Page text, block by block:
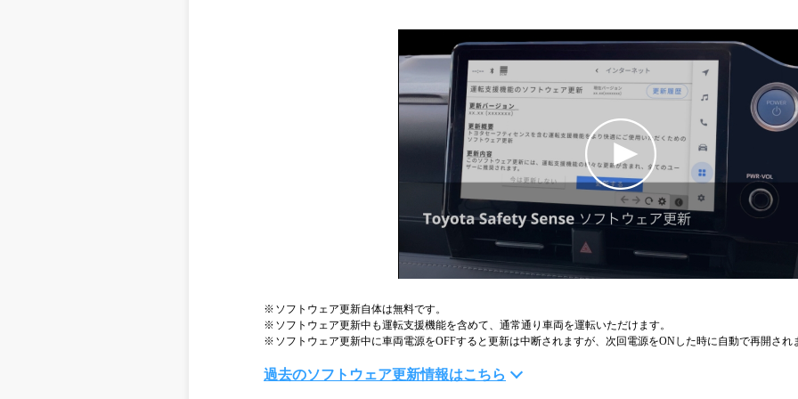
ソフトウェア更新自体は無料です。
ソフトウェア更新中も運転支援機能を含めて、通常通り車両を運転いただけます。
ソフトウェア更新中に車両電源をOFFすると更新は中断されますが、次回電源をONした時に自動で再開され
過去のソフトウェア更新情報はこちら